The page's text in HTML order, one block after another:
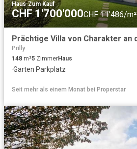
Haus·Zum Kauf
CHF 1'700'000CHF 11'486/m²
Prilly
148 m²5 ZimmerHaus
·Garten·Parkplatz
Seit mehr als einem Monat bei Properstar